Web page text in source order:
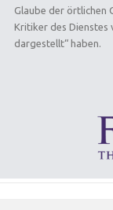
Glaube der örtlichen
Kritiker des Dienstes
dargestellt“ haben.